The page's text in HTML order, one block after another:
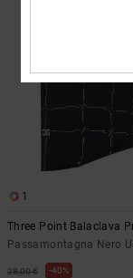
1
Three Point Balaclava
Passamontagna Nero
28,00 € 40%